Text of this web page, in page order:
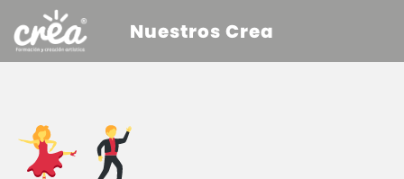
Nuestros Crea